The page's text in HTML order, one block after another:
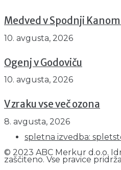
Medved v Spodnji
10. avgusta, 2026
Ogenj v Godoviču
10. avgusta, 2026
V zraku vse več ozona
8. avgusta, 2026
spletna izvedba:
© 2023 ABC Merkur d.o.o.
zaščiteno. Vse pravice